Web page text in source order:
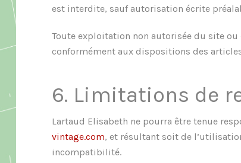
est interdite, sauf autorisation écrite
Toute exploitation non autorisée du site
conformément aux dispositions des
6. Limitations de
Lartaud Elisabeth ne pourra être tenue
vintage.com, et résultant soit de
incompatibilité.